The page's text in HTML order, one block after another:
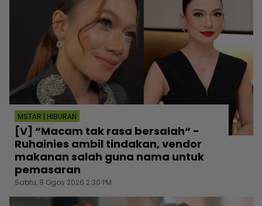
MSTAR | HIBURAN
[V] “Macam tak rasa bersalah“ -
Ruhainies ambil tindakan, vendor
makanan salah guna nama untuk
pemasaran
Sabtu, 8 Ogos 2026 2:30 PM